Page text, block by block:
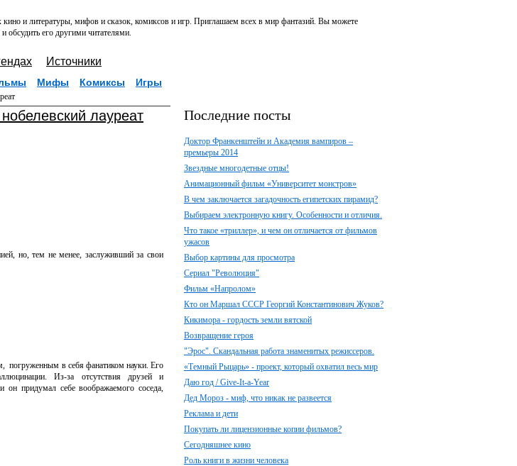
кино и литературы, мифов и сказок, комиксов и игр. Приглашаем всех в мир фантазий. Вы можете
обсудить его другими читателями.
Источники
Мифы Комиксы Игры
лауреат
но, тем не менее, заслуживший за свои
погруженным в себя фанатиком науки. Его
Из-за отсутствия друзей и
придумал себе воображаемого соседа,
Последние посты
Доктор Франкенштейн и Академия вампиров –
премьеры 2014
Звездные многодетные отцы!
Анимационный фильм «Университет монстров»
В чем заключается загадочность египетских пирамид?
Выбираем электронную книгу. Особенности и отличия.
Что такое «триллер», и чем он отличается от фильмов
ужасов
Выбор картины для просмотра
Сериал "Революция"
Фильм «Напролом»
Кто он Маршал СССР Георгий Константинович Жуков?
Кикимора - гордость земли вятской
Возвращение героя
"Эрос". Скандальная работа знаменитых режиссеров.
«Темный Рыцарь» - проект, который охватил весь мир
Даю год / Give-It-a-Year
Дед Мороз - миф, что никак не развеется
Реклама и дети
Покупать ли лицензионные копии фильмов?
Сегодняшнее кино
Роль книги в жизни человека